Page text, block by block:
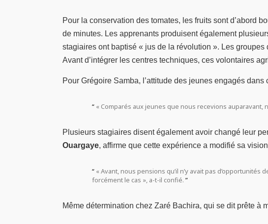
Pour la conservation des tomates, les fruits sont d’abord
de minutes. Les apprenants produisent également
stagiaires ont baptisé « jus de la révolution ». Les
Avant d’intégrer les centres techniques, ces volontaires
Pour Grégoire Samba, l’attitude des jeunes engagés
« Comparés aux jeunes que nous recevions
Plusieurs stagiaires disent également avoir changé leur
Ouargaye, affirme que cette expérience a modifié sa
« Avant, nous pensions qu’il n’y avait pas
forcément le cas », a-t-il confié.
Même détermination chez Zaré Bachira, qui se dit prête à